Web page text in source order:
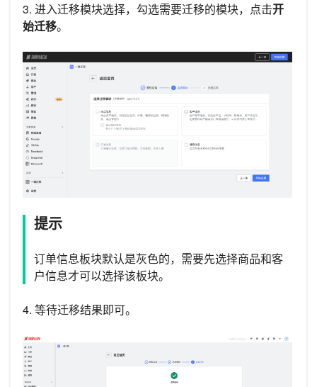
3. 进入迁移模块选择，勾选需要迁移的模块，点击开
始迁移。
提示
订单信息板块默认是灰色的，需要先选择商品和客
户信息才可以选择该板块。
4. 等待迁移结果即可。